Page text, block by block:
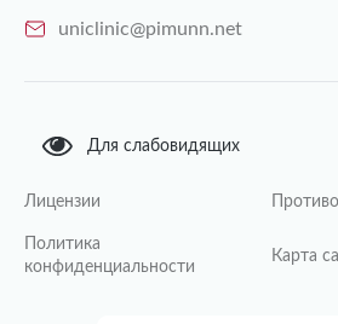
uniclinic@pimunn.net
Для слабовидящих
Лицензии
Политика
конфиденциальности
Карта